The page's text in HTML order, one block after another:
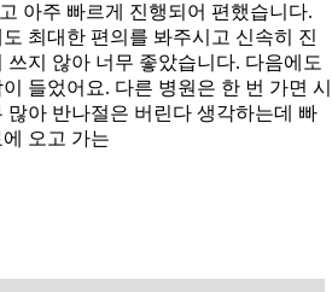
아주 빠르게 진행되어 편했습니다.
최대한 편의를 봐주시고 신속히 진
쓰지 않아 너무 좋았습니다. 다음에도
들었어요. 다른 병원은 한 번 가면 시
많아 반나절은 버린다 생각하는데 빠
오고 가는